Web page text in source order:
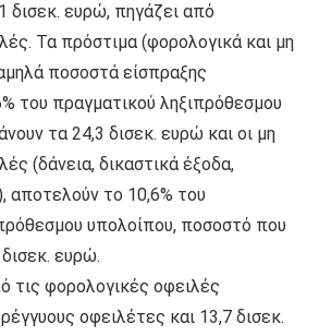
δισεκ. ευρώ, πηγάζει από
Τα πρόστιμα (φορολογικά και μη
ποσοστά είσπραξης
του πραγματικού ληξιπρόθεσμου
τα 24,3 δισεκ. ευρώ και οι μη
(δάνεια, δικαστικά έξοδα,
αποτελούν το 10,6% του
υπολοίπου, ποσοστό που
ευρώ.
τις φορολογικές οφειλές
οφειλέτες και 13,7 δισεκ.